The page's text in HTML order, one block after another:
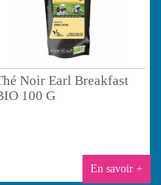
Noir Earl Breakfast
100 G
En savoir +